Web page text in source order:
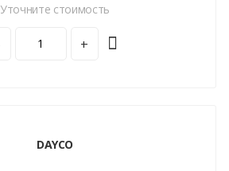
Уточните стоимость
+
DAYCO